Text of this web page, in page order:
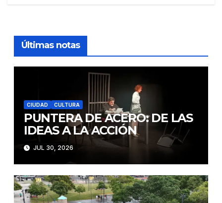
Últimas notas
CIUDAD CULTURA
PUNTERA DE ACERO: DE LAS
IDEAS A LA ACCIÓN
JUL 30, 2026